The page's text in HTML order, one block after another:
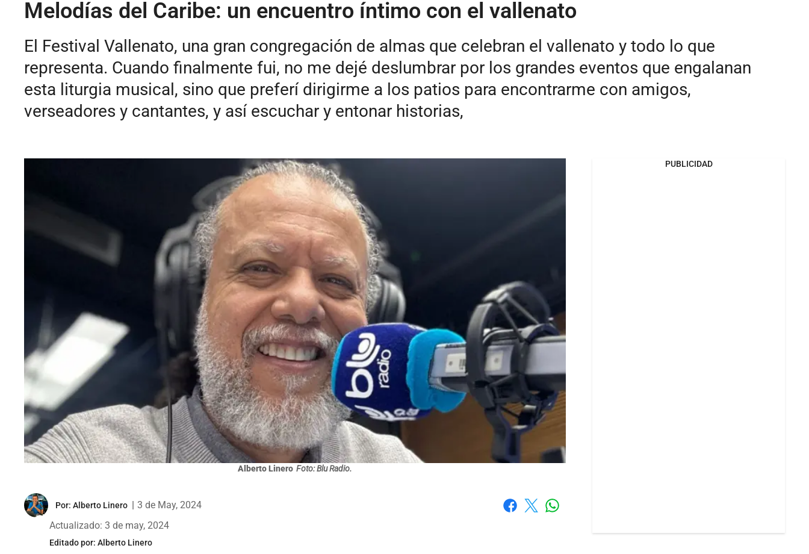
Melodías del Caribe: un encuentro íntimo con el vallenato
El Festival Vallenato, una gran congregación de almas que celebran el vallenato y todo lo que
representa. Cuando finalmente fui, no me dejé deslumbrar por los grandes eventos que engalanan
esta liturgia musical, sino que preferí dirigirme a los patios para encontrarme con amigos,
verseadores y cantantes, y así escuchar y entonar historias,
Alberto Linero Foto: Blu Radio.
Por: Alberto Linero
3 de May, 2024
Actualizado: 3 de may, 2024
Editado por: Alberto Linero
PUBLICIDAD